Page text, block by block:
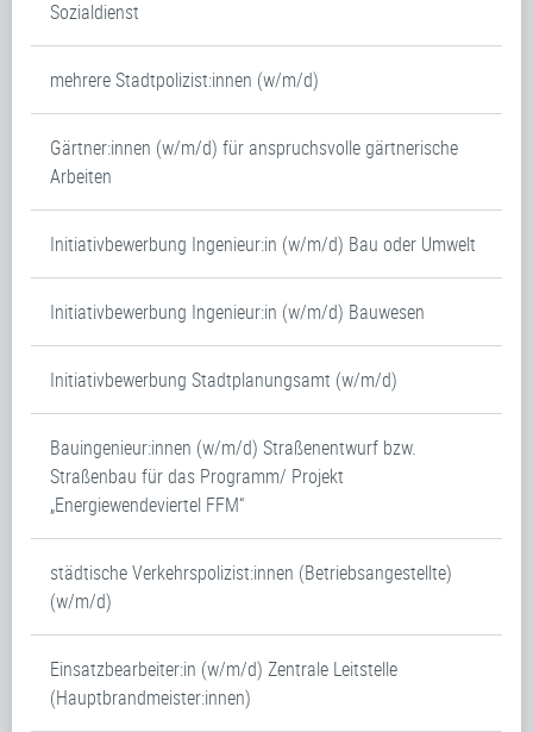
Sozialdienst
mehrere Stadtpolizist:innen (w/m/d)
Gärtner:innen (w/m/d) für anspruchsvolle gärtnerische
Arbeiten
Initiativbewerbung Ingenieur:in (w/m/d) Bau oder Umwelt
Initiativbewerbung Ingenieur:in (w/m/d) Bauwesen
Initiativbewerbung Stadtplanungsamt (w/m/d)
Bauingenieur:innen (w/m/d) Straßenentwurf bzw.
Straßenbau für das Programm/ Projekt
„Energiewendeviertel FFM“
städtische Verkehrspolizist:innen (Betriebsangestellte)
(w/m/d)
Einsatzbearbeiter:in (w/m/d) Zentrale Leitstelle
(Hauptbrandmeister:innen)